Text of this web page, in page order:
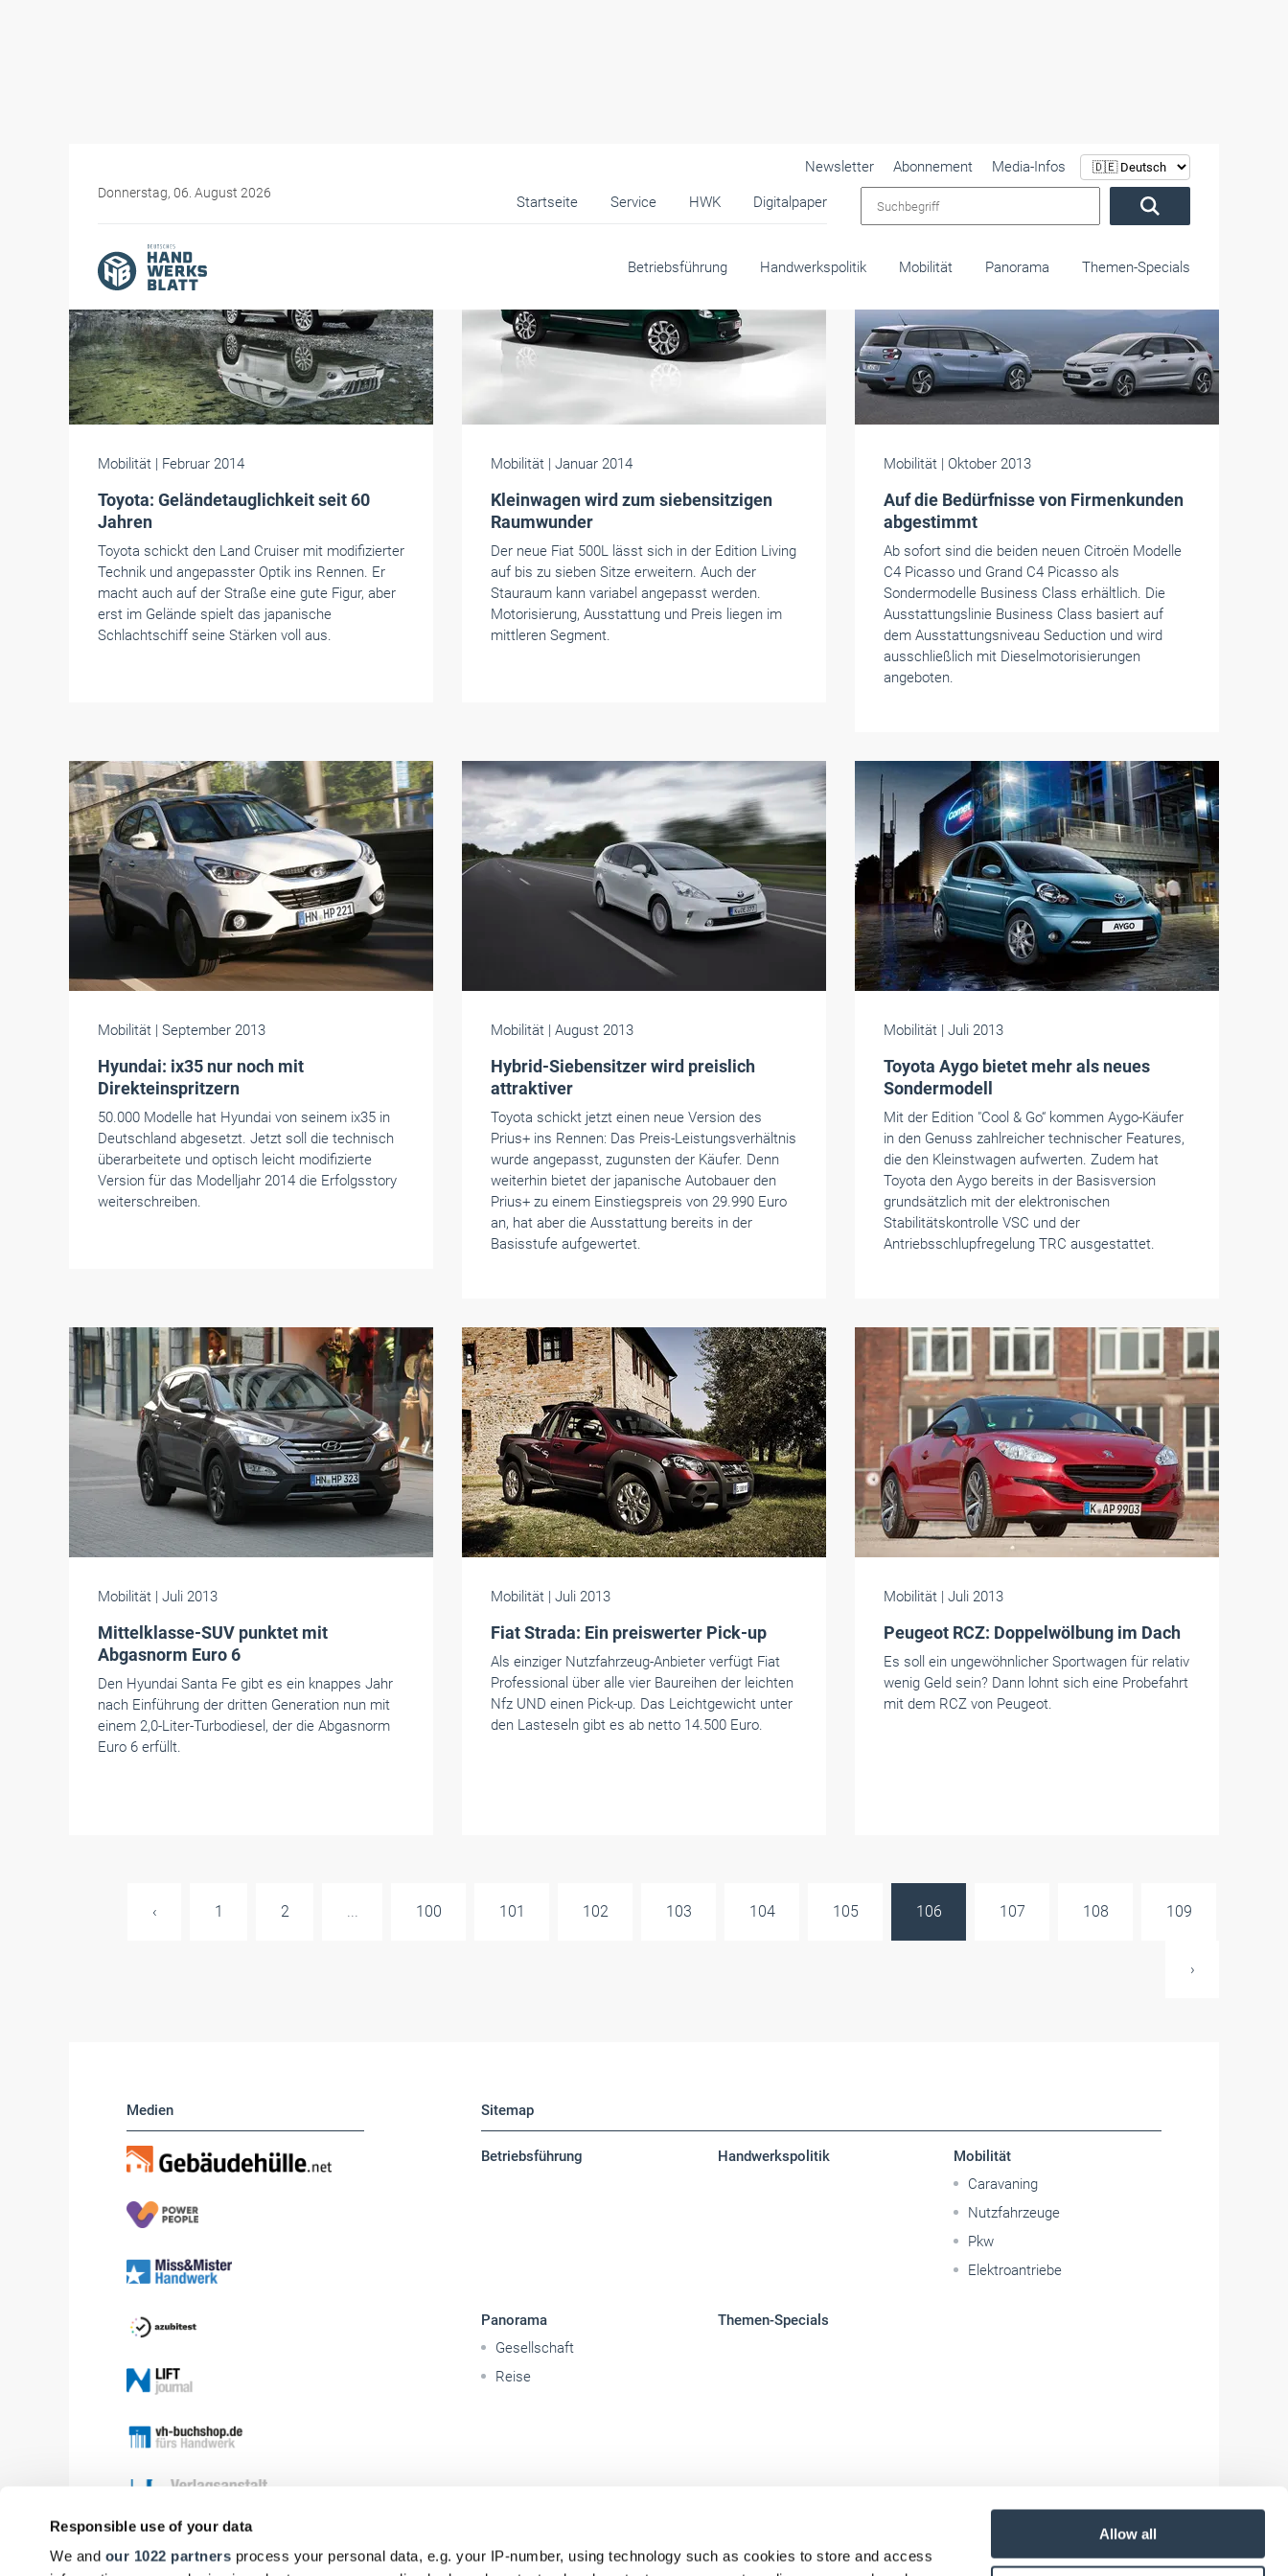
Responsible use of your data
We and our 1022 partners process your personal data, e.g. your IP-number, using technology such as cookies to store and access
Allow all
Donnerstag, 06. August 2026
Startseite Service HWK Digitalpaper
Newsletter Abonnement
Media-Infos
Betriebsführung Handwerkspolitik Mobilität Panorama Themen-Specials
Mobilität | Februar 2014
Toyota: Geländetauglichkeit seit 60
Jahren
Toyota schickt den Land Cruiser mit modifizierter
Technik und angepasster Optik ins Rennen. Er
macht auch auf der Straße eine gute Figur, aber
erst im Gelände spielt das japanische
Schlachtschiff seine Stärken voll aus.
Mobilität | Januar 2014
Kleinwagen wird zum siebensitzigen
Raumwunder
Der neue Fiat 500L lässt sich in der Edition Living
auf bis zu sieben Sitze erweitern. Auch der
Stauraum kann variabel angepasst werden.
Motorisierung, Ausstattung und Preis liegen im
mittleren Segment.
Mobilität | Oktober 2013
Auf die Bedürfnisse von Firmenkunden
abgestimmt
Ab sofort sind die beiden neuen Citroën Modelle
C4 Picasso und Grand C4 Picasso als
Sondermodelle Business Class erhältlich. Die
Ausstattungslinie Business Class basiert auf
dem Ausstattungsniveau Seduction und wird
ausschließlich mit Dieselmotorisierungen
angeboten.
Mobilität | September 2013
Hyundai: ix35 nur noch mit
Direkteinspritzern
50.000 Modelle hat Hyundai von seinem ix35 in
Deutschland abgesetzt. Jetzt soll die technisch
überarbeitete und optisch leicht modifizierte
Version für das Modelljahr 2014 die Erfolgsstory
weiterschreiben.
Mobilität | August 2013
Hybrid-Siebensitzer wird preislich
attraktiver
Toyota schickt jetzt einen neue Version des
Prius+ ins Rennen: Das Preis-Leistungsverhältnis
wurde angepasst, zugunsten der Käufer. Denn
weiterhin bietet der japanische Autobauer den
Prius+ zu einem Einstiegspreis von 29.990 Euro
an, hat aber die Ausstattung bereits in der
Basisstufe aufgewertet.
Mobilität | Juli 2013
Toyota Aygo bietet mehr als neues
Sondermodell
Mit der Edition "Cool & Go“ kommen Aygo-Käufer
in den Genuss zahlreicher technischer Features,
die den Kleinstwagen aufwerten. Zudem hat
Toyota den Aygo bereits in der Basisversion
grundsätzlich mit der elektronischen
Stabilitätskontrolle VSC und der
Antriebsschlupfregelung TRC ausgestattet.
Mobilität | Juli 2013
Mittelklasse-SUV punktet mit
Abgasnorm Euro 6
Den Hyundai Santa Fe gibt es ein knappes Jahr
nach Einführung der dritten Generation nun mit
einem 2,0-Liter-Turbodiesel, der die Abgasnorm
Euro 6 erfüllt.
Mobilität | Juli 2013
Fiat Strada: Ein preiswerter Pick-up
Als einziger Nutzfahrzeug-Anbieter verfügt Fiat
Professional über alle vier Baureihen der leichten
Nfz UND einen Pick-up. Das Leichtgewicht unter
den Lasteseln gibt es ab netto 14.500 Euro.
Mobilität | Juli 2013
Peugeot RCZ: Doppelwölbung im Dach
Es soll ein ungewöhnlicher Sportwagen für relativ
wenig Geld sein? Dann lohnt sich eine Probefahrt
mit dem RCZ von Peugeot.
‹ 1 2 ... 100 101 102 103 104 105 106 107 108 109
›
Medien Sitemap
Betriebsführung Handwerkspolitik
Mobilität
Caravaning
Nutzfahrzeuge
Pkw
Elektroantriebe
Panorama
Gesellschaft
Reise
Themen-Specials